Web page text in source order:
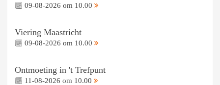
09-08-2026 om 10.00
Viering Maastricht
09-08-2026 om 10.00
Ontmoeting in 't Trefpunt
11-08-2026 om 10.00